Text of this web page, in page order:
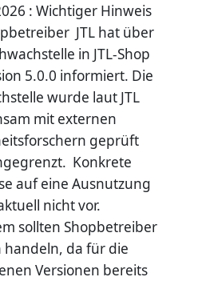
: Wichtiger Hinweis
JTL hat über
in JTL-Shop
5.0.0 informiert. Die
wurde laut JTL
mit externen
geprüft
Konkrete
auf eine Ausnutzung
nicht vor.
sollten Shopbetreiber
handeln, da für die
Versionen bereits